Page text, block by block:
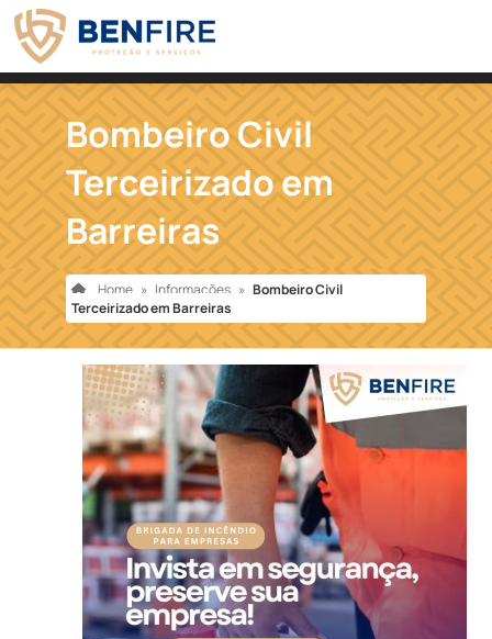
Bombeiro Civil
Terceirizado em
Barreiras
Home » Informações » Bombeiro Civil
Terceirizado em Barreiras